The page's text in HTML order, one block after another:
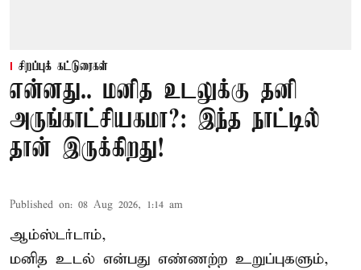
சிறப்புக் கட்டுரைகள்
என்னது.. மனித உடலுக்கு தனி
அருங்காட்சியகமா?: இந்த நாட்டில்
தான் இருக்கிறது!
Published on: 08 Aug 2026, 1:14 am
ஆம்ஸ்டர்டாம்,
மனித உடல் என்பது எண்ணற்ற உறுப்புகளும்,